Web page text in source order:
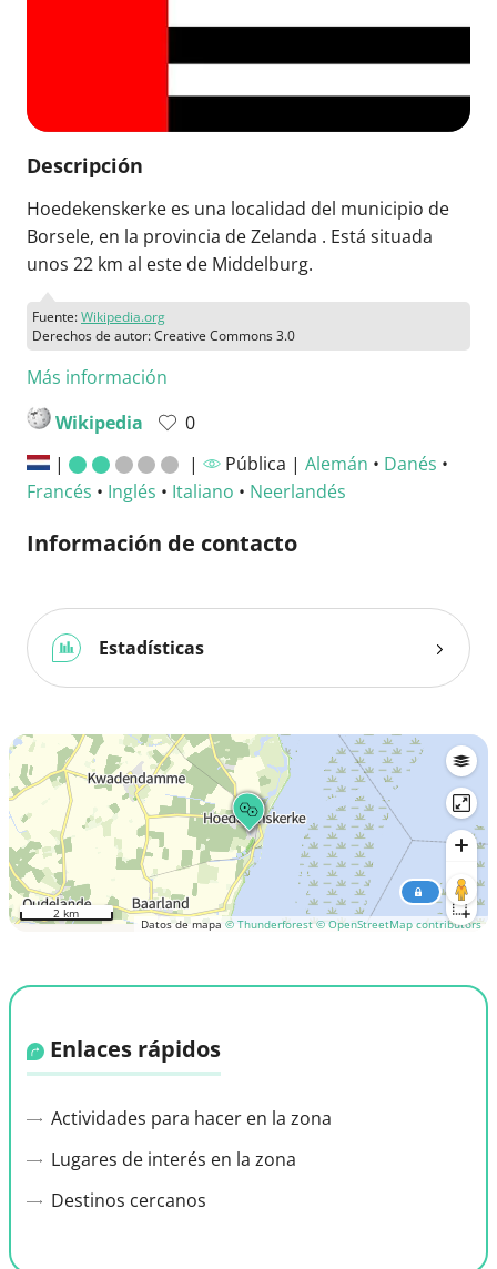
Descripción
Hoedekenskerke es una localidad del municipio de
Borsele, en la provincia de Zelanda . Está situada
unos 22 km al este de Middelburg.
Fuente:Wikipedia.org
Derechos de autor: Creative Commons 3.0
Más información
Wikipedia
0
|
| Pública | Alemán • Danés •
Francés • Inglés • Italiano • Neerlandés
Información de contacto
Estadísticas
Datos de mapa © Thunderforest © OpenStreetMap contributors
2 km
Enlaces rápidos
Actividades para hacer en la zona
Lugares de interés en la zona
Destinos cercanos